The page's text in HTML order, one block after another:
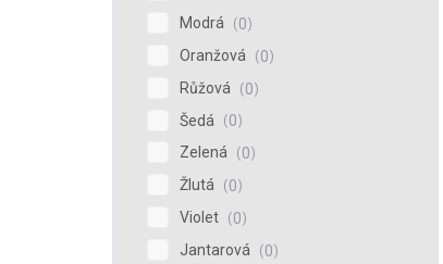
Modrá
0
Oranžová
0
Růžová
0
Šedá
0
Zelená
0
Žlutá
0
Violet
0
Jantarová
0